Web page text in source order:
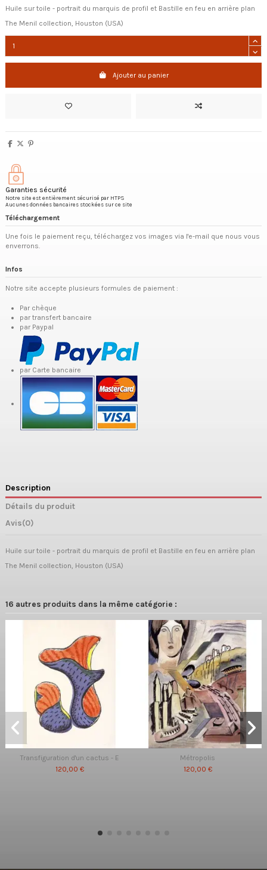
Huile sur toile - portrait du marquis de profil et Bastille en feu en arrière plan
The Menil collection, Houston (USA)
Ajouter au panier
Garanties sécurité
Notre site est entièrement sécurisé par HTPS
Aucunes données bancaires stockées sur ce site
Téléchargement
Une fois le paiement reçu, téléchargez vos images via l'e-mail que nous vous
enverrons.
Infos
Notre site accepte plusieurs formules de paiement :
Par chèque
par transfert bancaire
par Paypal
par Carte bancaire
Description
Détails du produit
Avis(0)
Huile sur toile - portrait du marquis de profil et Bastille en feu en arrière plan
The Menil collection, Houston (USA)
16 autres produits dans la même catégorie :
Transfiguration d'un cactus - E
120,00 €
Métropolis
120,00 €